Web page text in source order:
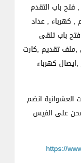
فتح باب التقدم
, كهرباء , عداد
فتح باب تلقى
,ملف تقديم ,كارت
كهرباء
العشوائية انضم
على الفيس
https://